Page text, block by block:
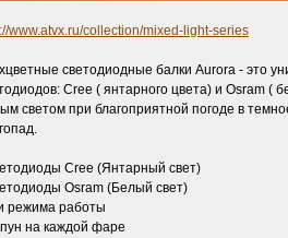
www.atvx.ru/collection/mixed-light-series
светодиодные балки Aurora - это
Cree ( янтарного цвета) и Osram (
светом при благоприятной погоде в
Cree (Янтарный свет)
Osram (Белый свет)
режима работы
на каждой фаре